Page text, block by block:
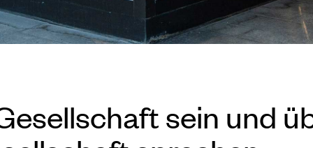
sein und